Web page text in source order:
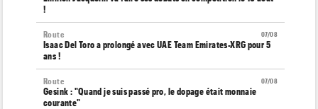
!
07/08
Route
Isaac Del Toro a prolongé avec UAE Team Emirates-XRG pour 5
ans !
07/08
Route
Gesink : "Quand je suis passé pro, le dopage était monnaie
courante"